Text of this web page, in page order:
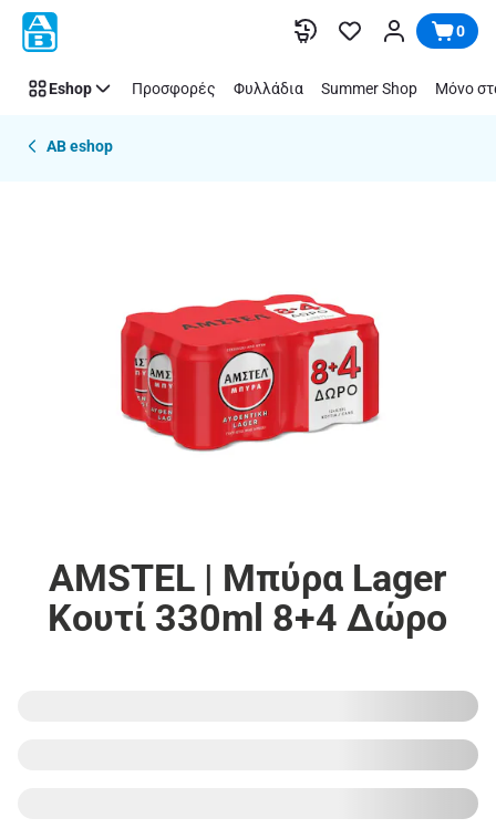
Παράλειψη 0
Eshop Προσφορές Φυλλάδια Summer Shop Μόνο
AB eshop
AMSTEL | Μπύρα Lager
Κουτί 330ml 8+4 Δώρο